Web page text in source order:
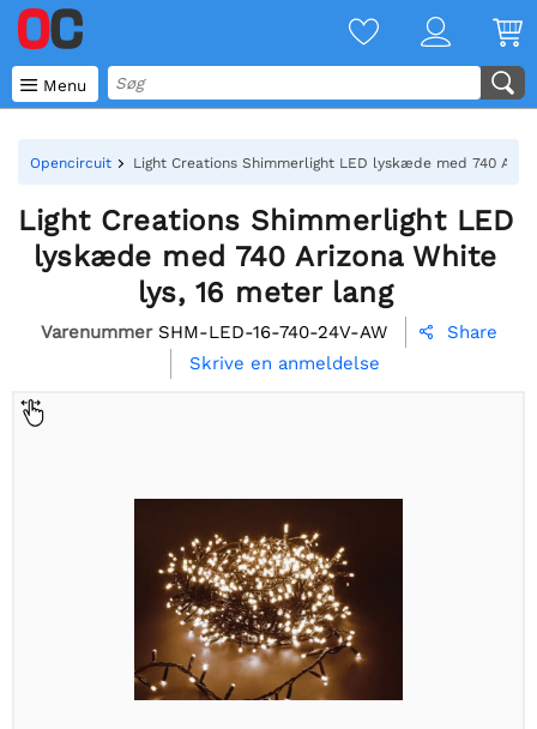
 Menu
Opencircuit Light Creations Shimmerlight LED lyskæde med 740
Light Creations Shimmerlight LED
lyskæde med 740 Arizona White
lys, 16 meter lang
Varenummer SHM-LED-16-740-24V-AW 
Share
Skrive en anmeldelse